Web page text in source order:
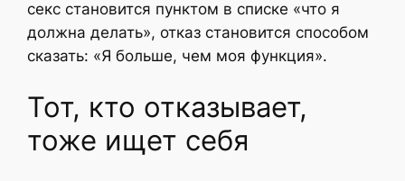
секс становится пунктом в списке «что я
должна делать», отказ становится способом
сказать: «Я больше, чем моя функция».
Тот, кто отказывает,
тоже ищет себя